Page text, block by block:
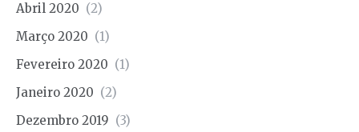
Abril 2020 (2)
Março 2020 (1)
Fevereiro 2020 (1)
Janeiro 2020 (2)
Dezembro 2019 (3)